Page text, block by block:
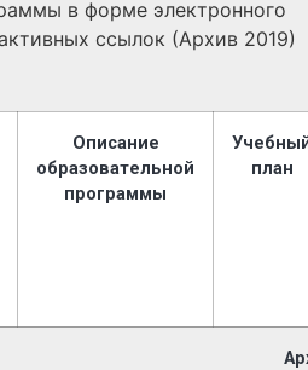
в форме электронного
ссылок (Архив 2019)
Описание
образовательной
программы
план